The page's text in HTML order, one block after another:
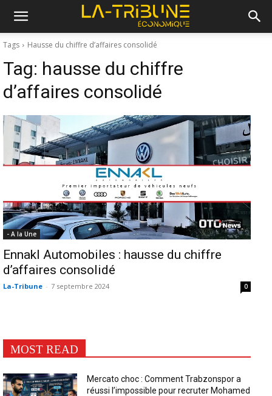
Tags Hausse du chiffre d’affaires consolidé
Tag: hausse du chiffre
d’affaires consolidé
- A la Une
Ennakl Automobiles : hausse du chiffre
d’affaires consolidé
La-Tribune - 7 septembre 2024 0
MOST READ
Mercato choc : Comment Trabzonspor a
réussi l’impossible pour recruter Mohamed